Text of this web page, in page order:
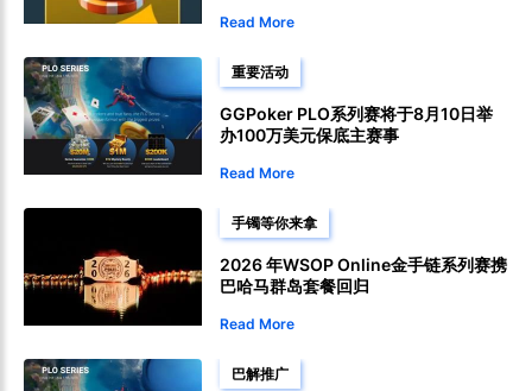
Read More
重要活动
GGPoker PLO系列赛将于8月10日举
办100万美元保底主赛事
Read More
手镯等你来拿
2026 年WSOP Online金手链系列赛携
巴哈马群岛套餐回归
Read More
巴解推广